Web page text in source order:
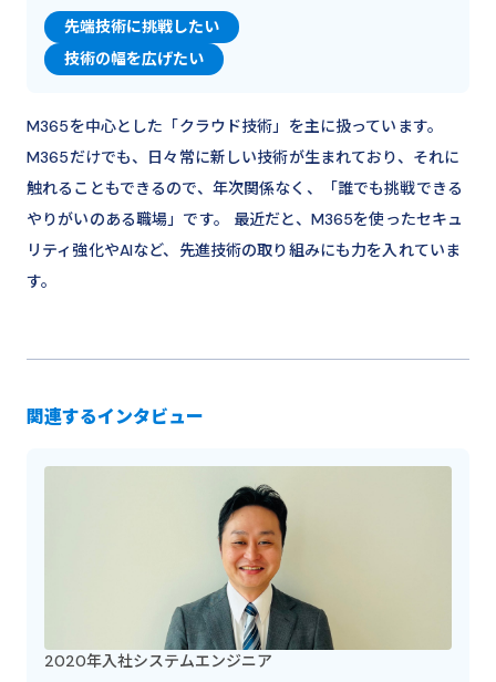
先端技術に挑戦したい
技術の幅を広げたい
M365を中心とした「クラウド技術」を主に扱っています。
M365だけでも、日々常に新しい技術が生まれており、それに
触れることもできるので、年次関係なく、「誰でも挑戦できる
やりがいのある職場」です。 最近だと、M365を使ったセキュ
リティ強化やAIなど、先進技術の取り組みにも力を入れていま
す。
関連するインタビュー
2020年入社システムエンジニア